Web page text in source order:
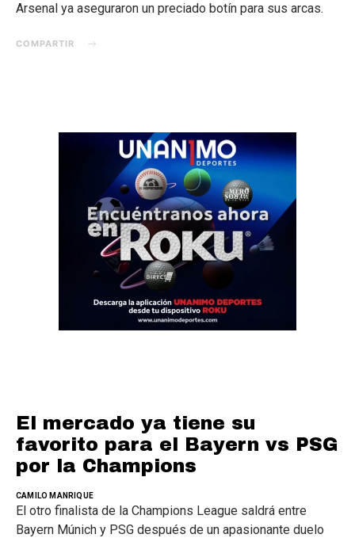
Arsenal ya aseguraron un preciado botín para sus arcas.
COMPARTIR
El mercado ya tiene su
favorito para el Bayern vs PSG
por la Champions
CAMILO MANRIQUE
El otro finalista de la Champions League saldrá entre
Bayern Múnich y PSG después de un apasionante duelo